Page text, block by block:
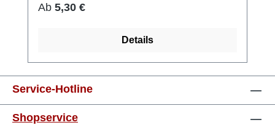
Regulärer Preis:
Ab 5,30 €
Details
Service-Hotline
Shopservice